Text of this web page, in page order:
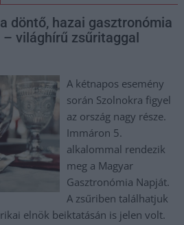
döntő, hazai gasztronómia
világhírű zsűritaggal
A kétnapos esemény
során Szolnokra figyel
az ország nagy része.
Immáron 5.
alkalommal rendezik
meg a Magyar
Gasztronómia Napját.
A zsűriben találhatjuk
elnök beiktatásán is jelen volt.